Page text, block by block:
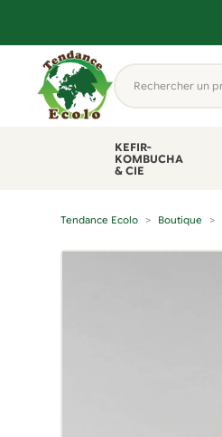
contenu
Rechercher
un
KEFIR-
KOMBUCHA
& CIE
Tendance Ecolo Boutique